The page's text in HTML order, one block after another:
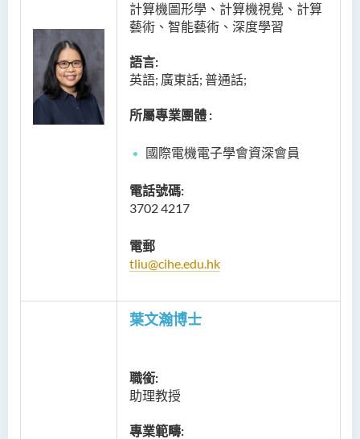
計算機圖形學、計算機視覺、計算
藝術、智能藝術、深度學習
語言:
英語; 廣東話; 普通話;
所屬專業團體 :
國際電機電子學會資深會員
電話號碼:
3702 4217
電郵
tliu@cihe.edu.hk
葉文瀚博士
職銜:
助理教授
專業範疇: